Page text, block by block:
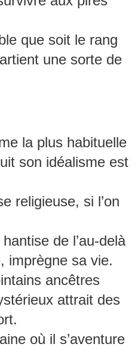
que soit le rang
une sorte de
la plus habituelle
son idéalisme est
religieuse, si l’on
de l’au-delà
imprègne sa vie.
ancêtres
attrait des
où il s’aventure